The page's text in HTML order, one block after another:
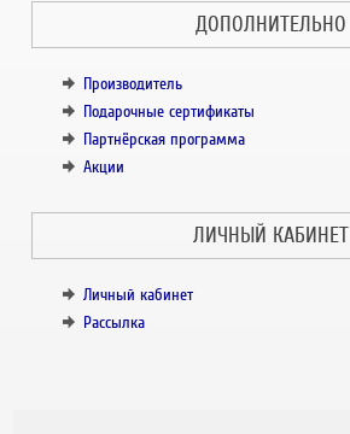
ДОПОЛНИТЕЛЬНО
Производитель
Подарочные сертификаты
Партнёрская программа
Акции
ЛИЧНЫЙ КАБИНЕТ
Личный кабинет
Рассылка